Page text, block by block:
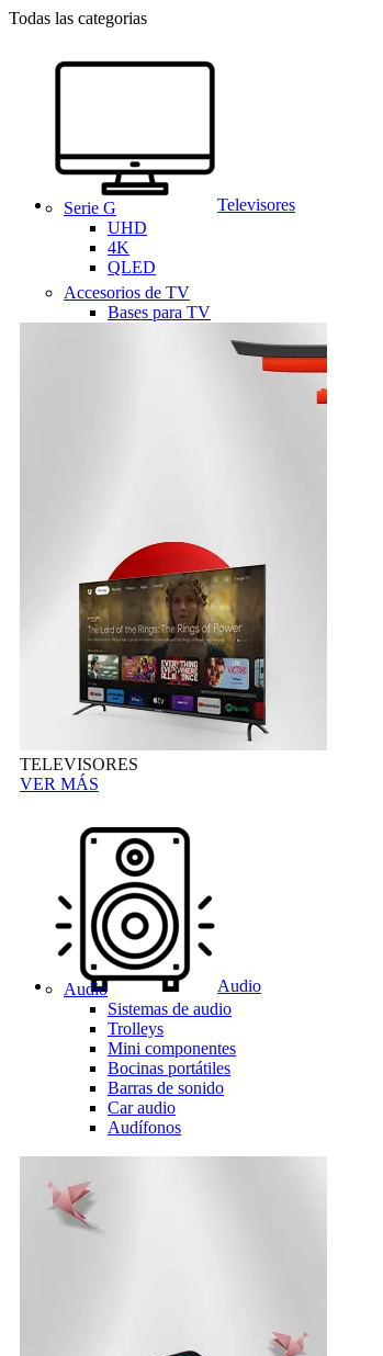
Todas las categorias
Televisores
Serie G
UHD
4K
QLED
Accesorios de TV
Bases para TV
TELEVISORES
VER MÁS
Audio
Audio
Sistemas de audio
Trolleys
Mini componentes
Bocinas portátiles
Barras de sonido
Car audio
Audífonos